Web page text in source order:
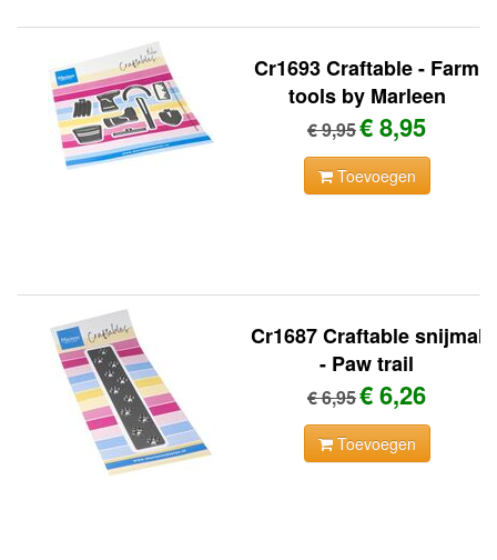
Cr1693 Craftable - Farm
tools by Marleen
€ 9,95€ 8,95
Toevoegen
Cr1687 Craftable snijmal
- Paw trail
€ 6,95€ 6,26
Toevoegen